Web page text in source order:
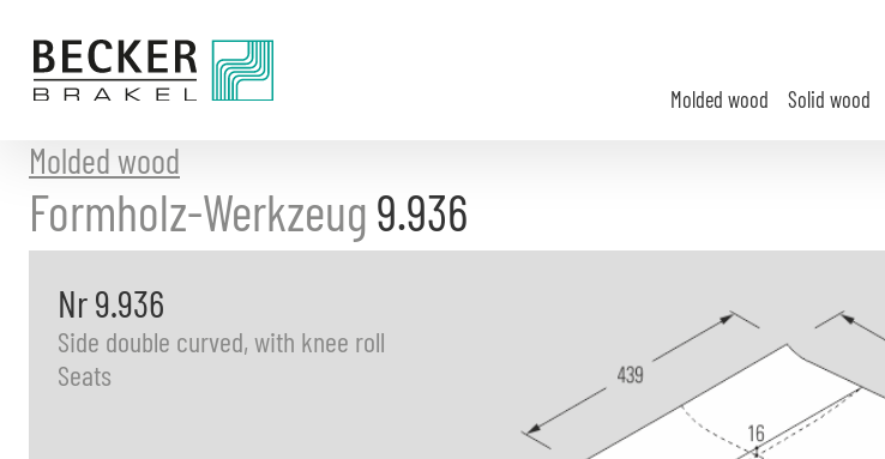
content
Molded wood Solid wood
Molded wood
Formholz-Werkzeug 9.936
Nr 9.936
Side double curved, with knee roll
Seats